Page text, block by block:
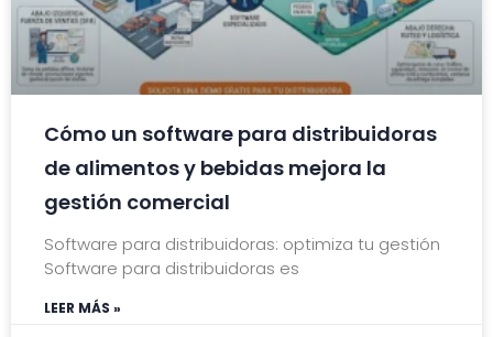
Cómo un software para distribuidoras
de alimentos y bebidas mejora la
gestión comercial
Software para distribuidoras: optimiza tu gestión
Software para distribuidoras es
LEER MÁS »